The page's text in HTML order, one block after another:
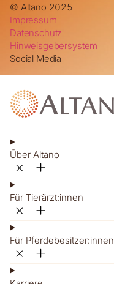
© Altano 2025
Impressum
Datenschutz
Hinweisgebersystem
Social Media
Über Altano
Für Tierärzt:innen
Für Pferdebesitzer:innen